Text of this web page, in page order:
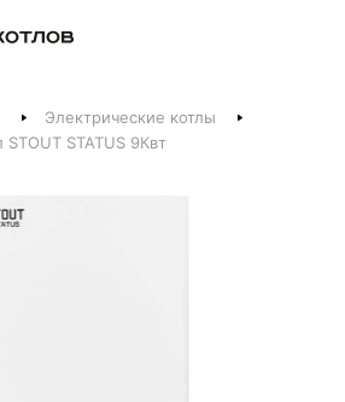
41
Электрические котлы
STATUS 9Квт